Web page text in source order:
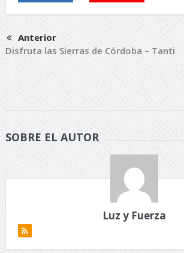
Anterior
Disfruta las Sierras de Córdoba – Tanti
SOBRE EL AUTOR
Luz y Fuerza